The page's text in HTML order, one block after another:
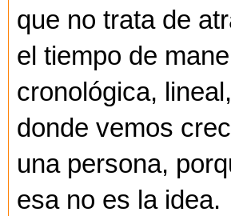
que no trata de
el tiempo de
cronológica, lineal,
donde vemos
una persona,
esa no es la idea.